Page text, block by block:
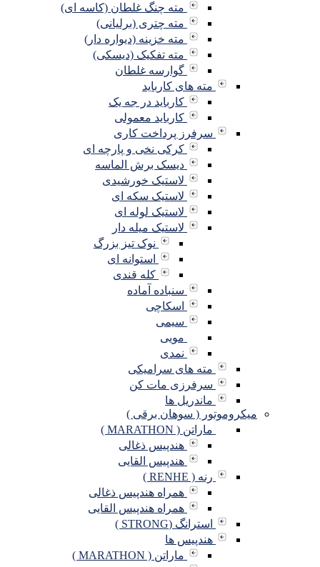
مته چنگ غلطان (کاسه ای)
مته چتری (برلیانی)
مته خزینه (دیواره دار)
مته تفکیک (دیسکی)
گوارسه غلطان
مته های کارباید
کارباید در جه یک
کارباید معمولی
سرفرز پرداخت کاری
کرکی نخی و پارچه ای
دیسک برش الماسه
لاستیک خورشیدی
لاستیک سکه ای
لاستیک لوله ای
لاستیک میله دار
نوک تیز بزرگ
استوانه ای
کله قندی
سنباده آماده
اسکاچی
سیمی
مویی
نمدی
مته های سرامیکی
سرفرزی مات کن
ماندریل ها
میکروموتور ( سوهان برقی )
ماراتن ( MARATHON )
هندپیس ذغالی
هندپیس القایی
رنه ( RENHE )
همراه هندپیس ذغالی
همراه هندپیس القایی
استرانگ (STRONG )
هندپیس ها
ماراتن ( MARATHON )